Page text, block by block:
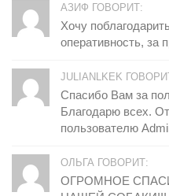
АЗИФ ГОВОРИТ:
Хочу
оперативность, за
JULIANLKEK
Спасибо Вам за
Благодарю всех.
пользователю
ОЛЬГА ГОВОРИТ:
ОГРОМНОЕ